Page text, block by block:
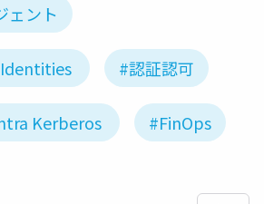
ェント
#認証認可
Kerberos #FinOps